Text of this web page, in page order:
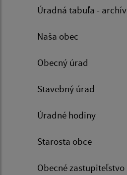
Úradná tabuľa - archív
Naša obec
Obecný úrad
Stavebný úrad
Úradné hodiny
Starosta obce
Obecné zastupiteľstvo